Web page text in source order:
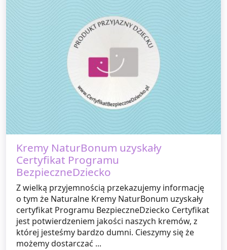
Kremy NaturBonum uzyskały
Certyfikat Programu
BezpieczneDziecko
Z wielką przyjemnością przekazujemy informację
o tym że Naturalne Kremy NaturBonum uzyskały
certyfikat Programu BezpieczneDziecko Certyfikat
jest potwierdzeniem jakości naszych kremów, z
której jesteśmy bardzo dumni. Cieszymy się że
możemy dostarczać ...